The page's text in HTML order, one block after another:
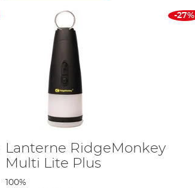
-27%
Lanterne RidgeMonkey
Multi Lite Plus
100%